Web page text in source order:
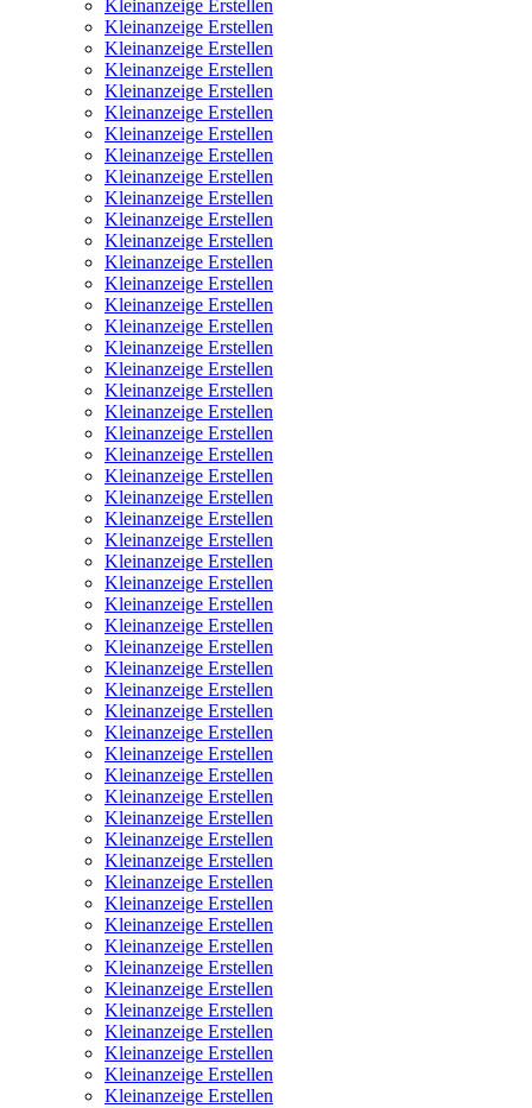
Kleinanzeige Erstellen
Kleinanzeige Erstellen
Kleinanzeige Erstellen
Kleinanzeige Erstellen
Kleinanzeige Erstellen
Kleinanzeige Erstellen
Kleinanzeige Erstellen
Kleinanzeige Erstellen
Kleinanzeige Erstellen
Kleinanzeige Erstellen
Kleinanzeige Erstellen
Kleinanzeige Erstellen
Kleinanzeige Erstellen
Kleinanzeige Erstellen
Kleinanzeige Erstellen
Kleinanzeige Erstellen
Kleinanzeige Erstellen
Kleinanzeige Erstellen
Kleinanzeige Erstellen
Kleinanzeige Erstellen
Kleinanzeige Erstellen
Kleinanzeige Erstellen
Kleinanzeige Erstellen
Kleinanzeige Erstellen
Kleinanzeige Erstellen
Kleinanzeige Erstellen
Kleinanzeige Erstellen
Kleinanzeige Erstellen
Kleinanzeige Erstellen
Kleinanzeige Erstellen
Kleinanzeige Erstellen
Kleinanzeige Erstellen
Kleinanzeige Erstellen
Kleinanzeige Erstellen
Kleinanzeige Erstellen
Kleinanzeige Erstellen
Kleinanzeige Erstellen
Kleinanzeige Erstellen
Kleinanzeige Erstellen
Kleinanzeige Erstellen
Kleinanzeige Erstellen
Kleinanzeige Erstellen
Kleinanzeige Erstellen
Kleinanzeige Erstellen
Kleinanzeige Erstellen
Kleinanzeige Erstellen
Kleinanzeige Erstellen
Kleinanzeige Erstellen
Kleinanzeige Erstellen
Kleinanzeige Erstellen
Kleinanzeige Erstellen
Kleinanzeige Erstellen